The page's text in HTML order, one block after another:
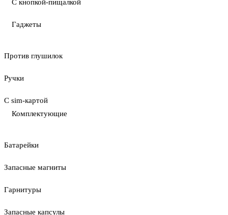
С кнопкой-пищалкой
Гаджеты
Против глушилок
Ручки
С sim-картой
Комплектующие
Батарейки
Запасные магниты
Гарнитуры
Запасные капсулы